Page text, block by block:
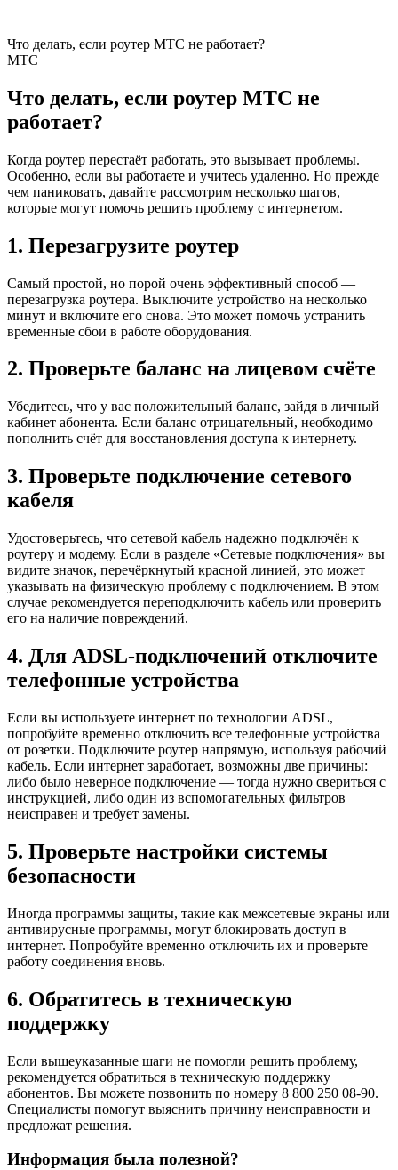
Что делать, если роутер МТС не работает?
МТС
Что делать, если роутер МТС не
работает?
Когда роутер перестаёт работать, это вызывает проблемы.
Особенно, если вы работаете и учитесь удаленно. Но прежде
чем паниковать, давайте рассмотрим несколько шагов,
которые могут помочь решить проблему с интернетом.
1. Перезагрузите роутер
Самый простой, но порой очень эффективный способ —
перезагрузка роутера. Выключите устройство на несколько
минут и включите его снова. Это может помочь устранить
временные сбои в работе оборудования.
2. Проверьте баланс на лицевом счёте
Убедитесь, что у вас положительный баланс, зайдя в личный
кабинет абонента. Если баланс отрицательный, необходимо
пополнить счёт для восстановления доступа к интернету.
3. Проверьте подключение сетевого
кабеля
Удостоверьтесь, что сетевой кабель надежно подключён к
роутеру и модему. Если в разделе «Сетевые подключения» вы
видите значок, перечёркнутый красной линией, это может
указывать на физическую проблему с подключением. В этом
случае рекомендуется переподключить кабель или проверить
его на наличие повреждений.
4. Для ADSL-подключений отключите
телефонные устройства
Если вы используете интернет по технологии ADSL,
попробуйте временно отключить все телефонные устройства
от розетки. Подключите роутер напрямую, используя рабочий
кабель. Если интернет заработает, возможны две причины:
либо было неверное подключение — тогда нужно свериться с
инструкцией, либо один из вспомогательных фильтров
неисправен и требует замены.
5. Проверьте настройки системы
безопасности
Иногда программы защиты, такие как межсетевые экраны или
антивирусные программы, могут блокировать доступ в
интернет. Попробуйте временно отключить их и проверьте
работу соединения вновь.
6. Обратитесь в техническую
поддержку
Если вышеуказанные шаги не помогли решить проблему,
рекомендуется обратиться в техническую поддержку
абонентов. Вы можете позвонить по номеру 8 800 250 08-90.
Специалисты помогут выяснить причину неисправности и
предложат решения.
Информация была полезной?